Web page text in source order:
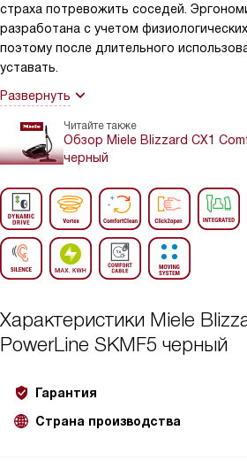
страха потревожить соседей.
разработана с учетом
поэтому после длительного
уставать.
Развернуть
Читайте также
Обзор Miele Blizzard CX1
черный
Характеристики Miele
PowerLine SKMF5 черный
Гарантия
Страна производства